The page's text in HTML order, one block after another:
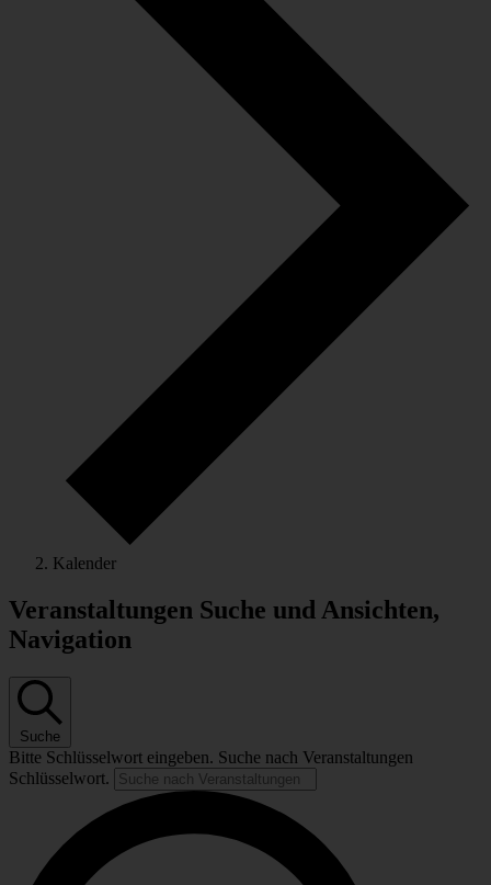
Kalender
Veranstaltungen Suche und Ansichten,
Navigation
Suche
Bitte Schlüsselwort eingeben. Suche nach Veranstaltungen
Schlüsselwort.